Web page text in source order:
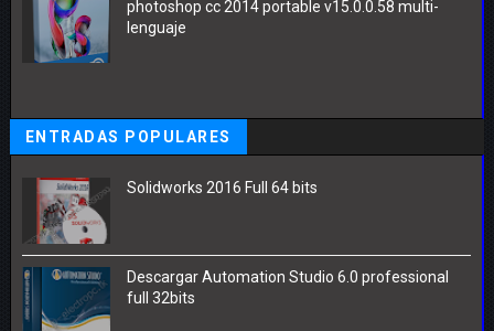
photoshop cc 2014 portable v15.0.0.58 multi-
lenguaje
ENTRADAS POPULARES
Solidworks 2016 Full 64 bits
Descargar Automation Studio 6.0 professional
full 32bits